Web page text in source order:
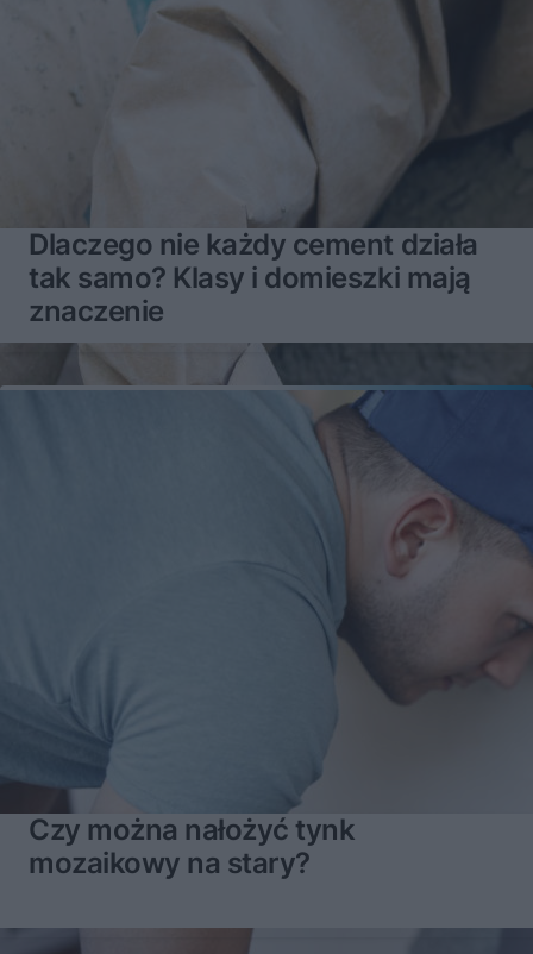
Dlaczego nie każdy cement działa
tak samo? Klasy i domieszki mają
znaczenie
Czy można nałożyć tynk
mozaikowy na stary?